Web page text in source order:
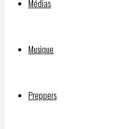
Médias
Musique
Preppers